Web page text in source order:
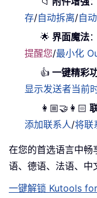
存/自动拆离/自
🌟 界面魔法：
提醒您/最小化
👍 一键精彩
显示发送者当前
👩🏼‍🤝‍👩🏻
添加联系人/将联
在您的首选语言中
语、德语、法语、中
一键解锁 Kutools